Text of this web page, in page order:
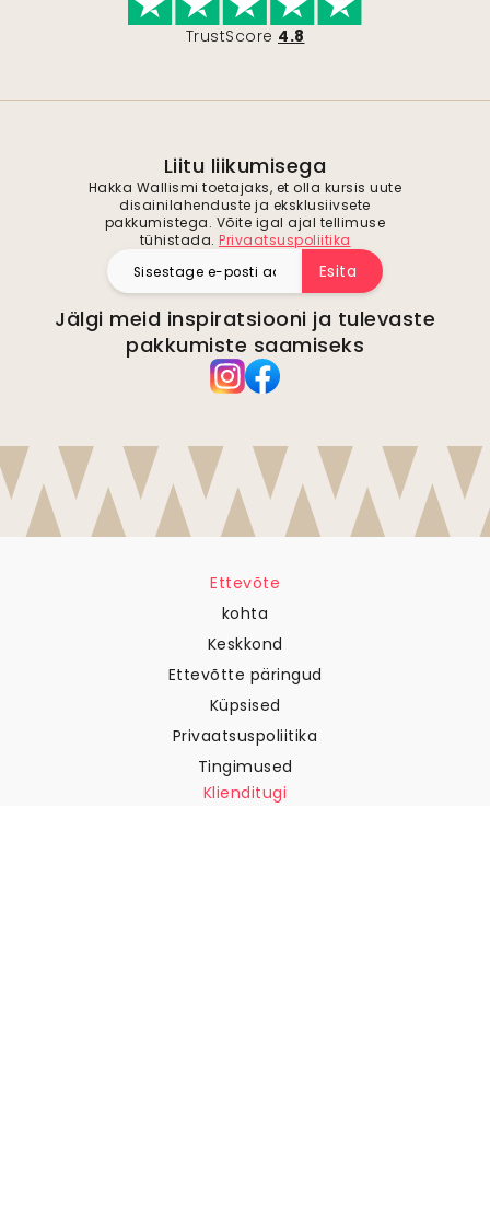
TrustScore 4.8
Hakka Wallismi toetajaks, et olla kursis uute
disainilahenduste ja eksklusiivsete
pakkumistega. Võite igal ajal tellimuse
tühistada.
Privaatsuspoliitika
Esita
Jälgi meid inspiratsiooni ja tulevaste
pakkumiste saamiseks
kohta
Keskkond
Ettevõtte päringud
Küpsised
Privaatsuspoliitika
Tingimused
Klienditugi
Võtke meiega ühendust